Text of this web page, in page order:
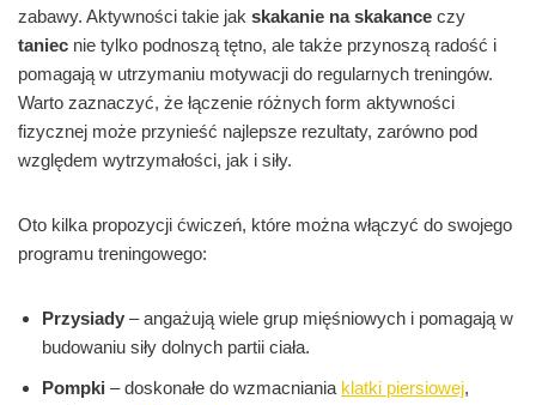
zabawy. Aktywności takie jak skakanie na skakance czy
taniec nie tylko podnoszą tętno, ale także przynoszą radość i
pomagają w utrzymaniu motywacji do regularnych treningów.
Warto zaznaczyć, że łączenie różnych form aktywności
fizycznej może przynieść najlepsze rezultaty, zarówno pod
względem wytrzymałości, jak i siły.
Oto kilka propozycji ćwiczeń, które można włączyć do swojego
programu treningowego:
Przysiady – angażują wiele grup mięśniowych i pomagają w
budowaniu siły dolnych partii ciała.
Pompki – doskonałe do wzmacniania klatki piersiowej,